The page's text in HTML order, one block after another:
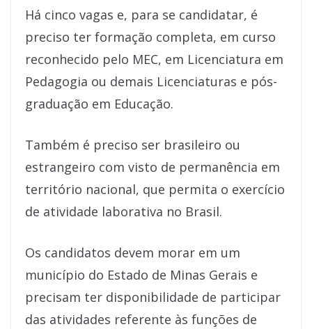
Há cinco vagas e, para se candidatar, é
preciso ter formação completa, em curso
reconhecido pelo MEC, em Licenciatura em
Pedagogia ou demais Licenciaturas e pós-
graduação em Educação.
Também é preciso ser brasileiro ou
estrangeiro com visto de permanência em
território nacional, que permita o exercício
de atividade laborativa no Brasil.
Os candidatos devem morar em um
município do Estado de Minas Gerais e
precisam ter disponibilidade de participar
das atividades referente às funções de